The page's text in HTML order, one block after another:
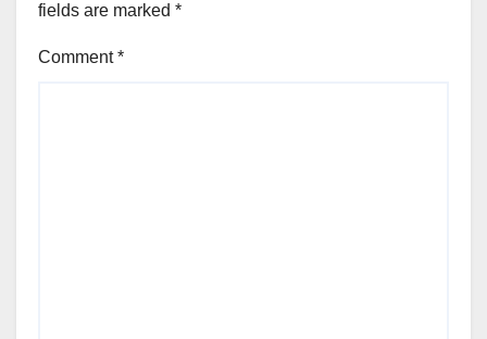
fields are marked *
Comment*